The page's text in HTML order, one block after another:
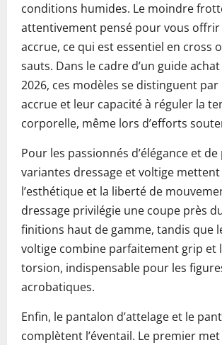
conditions humides. Le moindre
attentivement pensé pour vous
accrue, ce qui est essentiel en cross
sauts. Dans le cadre d’un guide
2026, ces modèles se distinguent
accrue et leur capacité à réguler la
corporelle, même lors d’efforts
Pour les passionnés d’élégance et
variantes dressage et voltige mettent
l’esthétique et la liberté de
dressage privilégie une coupe près
finitions haut de gamme, tandis que
voltige combine parfaitement grip et
torsion, indispensable pour les
acrobatiques.
Enfin, le pantalon d’attelage et le
complètent l’éventail. Le premier met